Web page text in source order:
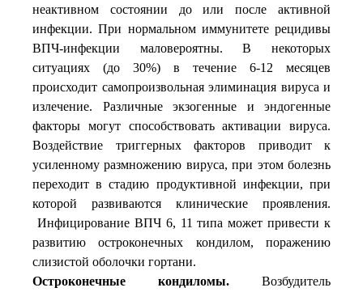
неактивном состоянии до или после активной
инфекции. При нормальном иммунитете рецидивы
ВПЧ-инфекции маловероятны. В некоторых
ситуациях (до 30%) в течение 6-12 месяцев
происходит самопроизвольная элиминация вируса и
излечение. Различные экзогенные и эндогенные
факторы могут способствовать активации вируса.
Воздействие триггерных факторов приводит к
усиленному размножению вируса, при этом болезнь
переходит в стадию продуктивной инфекции, при
которой развиваются клинические проявления.
Инфицирование ВПЧ 6, 11 типа может привести к
развитию остроконечных кондилом, поражению
слизистой оболочки гортани.
Остроконечные кондиломы. Возбудитель